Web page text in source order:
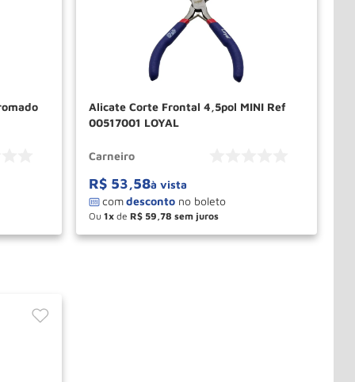
Alicate Corte Frontal 4,5pol MINI Ref
00517001 LOYAL
Carneiro
R$ 53,58à vista
Ou 1 de R$ 59 78
＋
－ COMPRAR